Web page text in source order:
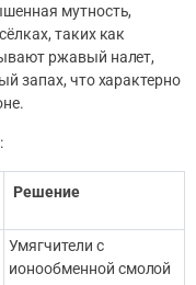
мутность,
таких как
ржавый налет,
запах, что характерно
Решение
Умягчители с
ионообменной смолой